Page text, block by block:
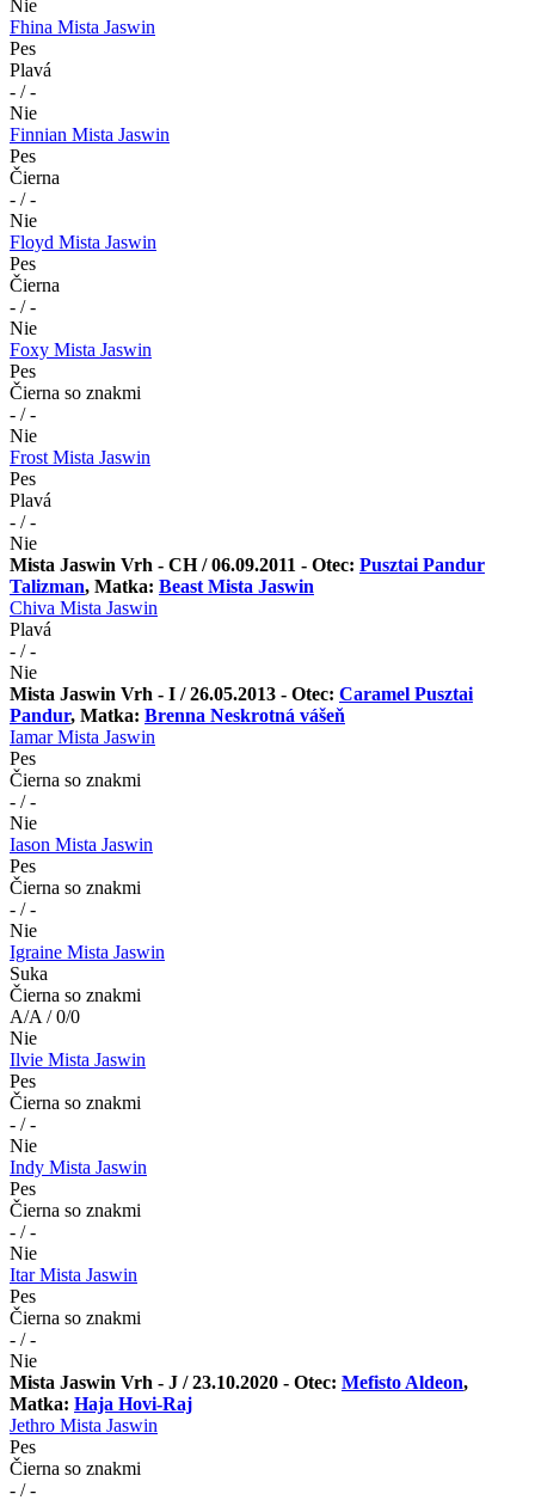
Nie
Fhina Mista Jaswin
Pes
Plavá
- / -
Nie
Finnian Mista Jaswin
Pes
Čierna
- / -
Nie
Floyd Mista Jaswin
Pes
Čierna
- / -
Nie
Foxy Mista Jaswin
Pes
Čierna so znakmi
- / -
Nie
Frost Mista Jaswin
Pes
Plavá
- / -
Nie
Mista Jaswin Vrh - CH / 06.09.2011 - Otec: Pusztai Pandur
Talizman, Matka: Beast Mista Jaswin
Chiva Mista Jaswin
Plavá
- / -
Nie
Mista Jaswin Vrh - I / 26.05.2013 - Otec: Caramel Pusztai
Pandur, Matka: Brenna Neskrotná vášeň
Iamar Mista Jaswin
Pes
Čierna so znakmi
- / -
Nie
Iason Mista Jaswin
Pes
Čierna so znakmi
- / -
Nie
Igraine Mista Jaswin
Suka
Čierna so znakmi
A/A / 0/0
Nie
Ilvie Mista Jaswin
Pes
Čierna so znakmi
- / -
Nie
Indy Mista Jaswin
Pes
Čierna so znakmi
- / -
Nie
Itar Mista Jaswin
Pes
Čierna so znakmi
- / -
Nie
Mista Jaswin Vrh - J / 23.10.2020 - Otec: Mefisto Aldeon,
Matka: Haja Hovi-Raj
Jethro Mista Jaswin
Pes
Čierna so znakmi
- / -